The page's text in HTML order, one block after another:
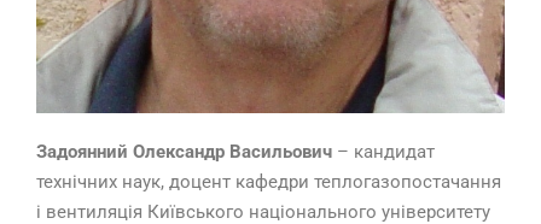
Задоянний Олександр Васильович – кандидат
технічних наук, доцент кафедри теплогазопостачання
і вентиляція Київського національного університету